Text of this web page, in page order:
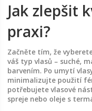
Jak zlepšit
praxi?
Začněte tím, že
váš typ vlasů – suché,
barvením. Po umytí
minimalizujte použití
potřebujete vlasové
spreje nebo oleje s